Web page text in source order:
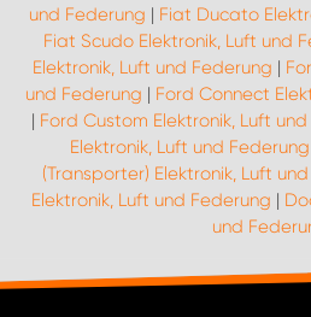
und Federung | Fiat Ducato
Fiat Scudo Elektronik, Luft und
Elektronik, Luft und Federung |
und Federung | Ford Connect
| Ford Custom Elektronik, Luft
Elektronik, Luft und Federung
(Transporter) Elektronik, Luft
Elektronik, Luft und Federung |
und